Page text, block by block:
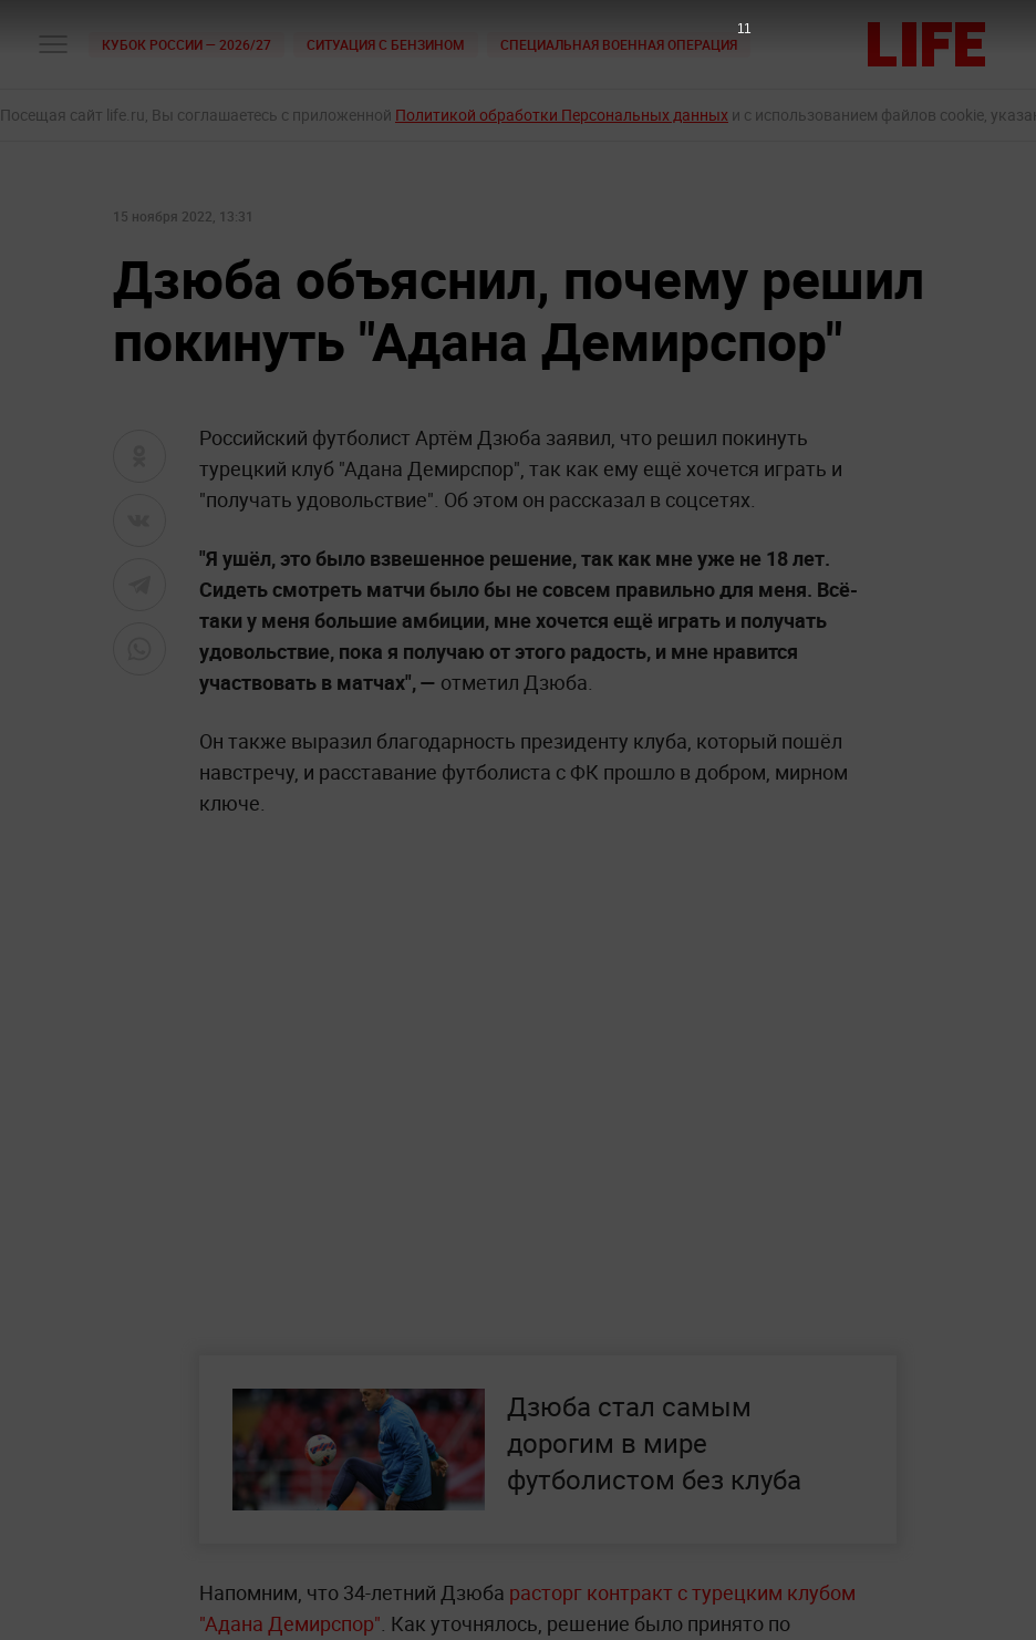
КУБОК РОССИИ — 2026/27 СИТУАЦИЯ С БЕНЗИНОМ СПЕЦИАЛЬНАЯ ВОЕННАЯ ОПЕРАЦИЯ
Посещая сайт life.ru, Вы соглашаетесь с приложенной Политикой обработки Персональных данных и с использованием файлов cookie,
15 ноября 2022, 13:31
Дзюба объяснил, почему решил
покинуть "Адана Демирспор"
Российский футболист Артём Дзюба заявил, что решил покинуть
турецкий клуб "Адана Демирспор", так как ему ещё хочется играть и
"получать удовольствие". Об этом он рассказал в соцсетях.
"Я ушёл, это было взвешенное решение, так как мне уже не 18 лет.
Сидеть смотреть матчи было бы не совсем правильно для меня. Всё-
таки у меня большие амбиции, мне хочется ещё играть и получать
удовольствие, пока я получаю от этого радость, и мне нравится
участвовать в матчах", — отметил Дзюба.
Он также выразил благодарность президенту клуба, который пошёл
навстречу, и расставание футболиста с ФК прошло в добром, мирном
ключе.
Дзюба стал самым
дорогим в мире
футболистом без клуба
Напомним, что 34-летний Дзюба расторг контракт с турецким клубом
"Адана Демирспор". Как уточнялось, решение было принято по
10